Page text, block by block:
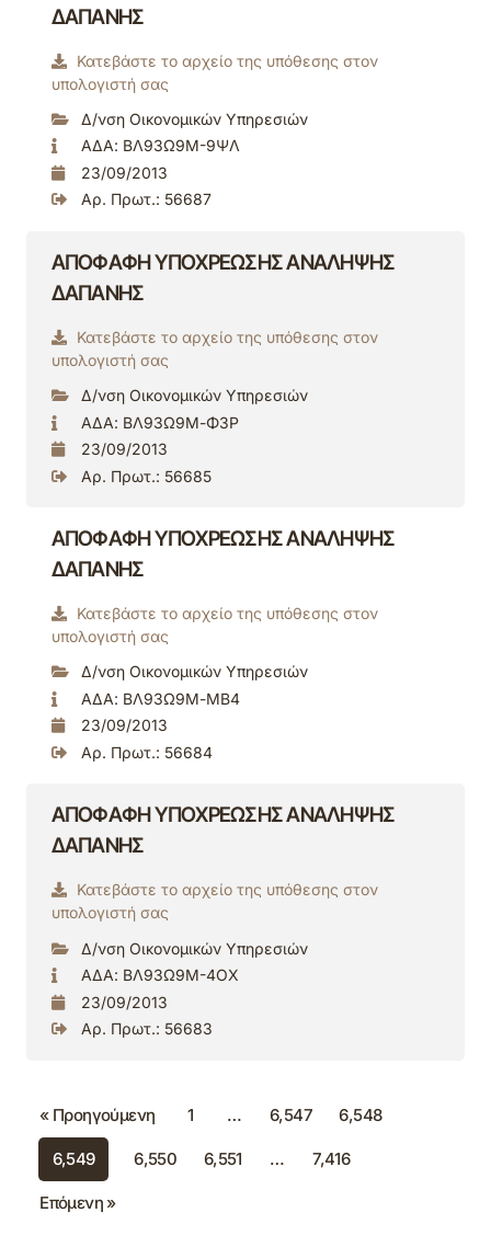
ΔΑΠΑΝΗΣ
Κατεβάστε το αρχείο της υπόθεσης στον
υπολογιστή σας
Δ/νση Οικονομικών Υπηρεσιών
ΑΔΑ: ΒΛ93Ω9Μ-9ΨΛ
23/09/2013
Αρ. Πρωτ.: 56687
ΑΠΟΦΑΦΗ ΥΠΟΧΡΕΩΣΗΣ ΑΝΑΛΗΨΗΣ
ΔΑΠΑΝΗΣ
Κατεβάστε το αρχείο της υπόθεσης στον
υπολογιστή σας
Δ/νση Οικονομικών Υπηρεσιών
ΑΔΑ: ΒΛ93Ω9Μ-Φ3Ρ
23/09/2013
Αρ. Πρωτ.: 56685
ΑΠΟΦΑΦΗ ΥΠΟΧΡΕΩΣΗΣ ΑΝΑΛΗΨΗΣ
ΔΑΠΑΝΗΣ
Κατεβάστε το αρχείο της υπόθεσης στον
υπολογιστή σας
Δ/νση Οικονομικών Υπηρεσιών
ΑΔΑ: ΒΛ93Ω9Μ-ΜΒ4
23/09/2013
Αρ. Πρωτ.: 56684
ΑΠΟΦΑΦΗ ΥΠΟΧΡΕΩΣΗΣ ΑΝΑΛΗΨΗΣ
ΔΑΠΑΝΗΣ
Κατεβάστε το αρχείο της υπόθεσης στον
υπολογιστή σας
Δ/νση Οικονομικών Υπηρεσιών
ΑΔΑ: ΒΛ93Ω9Μ-4ΟΧ
23/09/2013
Αρ. Πρωτ.: 56683
« Προηγούμενη 1 … 6,547 6,548
6,549 6,550 6,551 … 7,416
Επόμενη »